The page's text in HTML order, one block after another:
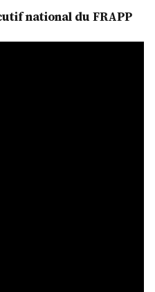
national du FRAPP